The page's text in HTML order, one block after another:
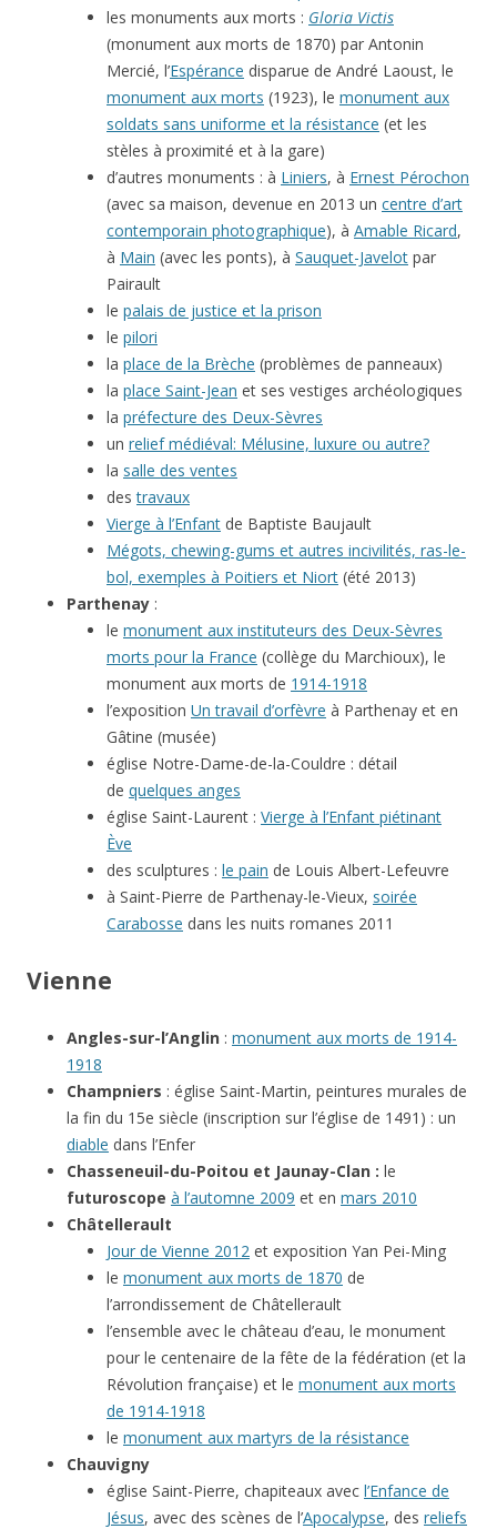
les monuments aux morts : Gloria Victis
(monument aux morts de 1870) par Antonin
Mercié, l’Espérance disparue de André Laoust, le
monument aux morts (1923), le monument aux
soldats sans uniforme et la résistance (et les
stèles à proximité et à la gare)
d’autres monuments : à Liniers, à Ernest Pérochon
(avec sa maison, devenue en 2013 un centre d’art
contemporain photographique), à Amable Ricard,
à Main (avec les ponts), à Sauquet-Javelot par
Pairault
le palais de justice et la prison
le pilori
la place de la Brèche (problèmes de panneaux)
la place Saint-Jean et ses vestiges archéologiques
la préfecture des Deux-Sèvres
un relief médiéval: Mélusine, luxure ou autre?
la salle des ventes
destravaux
Vierge à l’Enfant de Baptiste Baujault
Mégots, chewing-gums et autres incivilités, ras-le-
bol, exemples à Poitiers et Niort (été 2013)
Parthenay :
le monument aux instituteurs des Deux-Sèvres
morts pour la France (collège du Marchioux), le
monument aux morts de 1914-1918
l’exposition Un travail d’orfèvre à Parthenay et en
Gâtine (musée)
église Notre-Dame-de-la-Couldre : détail
de quelques anges
église Saint-Laurent : Vierge à l’Enfant piétinant
Ève
des sculptures : le pain de Louis Albert-Lefeuvre
à Saint-Pierre de Parthenay-le-Vieux, soirée
Carabosse dans les nuits romanes 2011
Vienne
Angles-sur-l’Anglin : monument aux morts de 1914-
1918
Champniers : église Saint-Martin, peintures murales de
la fin du 15e siècle (inscription sur l’église de 1491) : un
diable dans l’Enfer
Chasseneuil-du-Poitou et Jaunay-Clan : le
futuroscope à l’automne 2009 et en mars 2010
Châtellerault
Jour de Vienne 2012 et exposition Yan Pei-Ming
le monument aux morts de 1870 de
l’arrondissement de Châtellerault
l’ensemble avec le château d’eau, le monument
pour le centenaire de la fête de la fédération (et la
Révolution française) et le monument aux morts
de 1914-1918
le monument aux martyrs de la résistance
Chauvigny
église Saint-Pierre, chapiteaux avec l’Enfance de
Jésus, avec des scènes de l’Apocalypse, des reliefs